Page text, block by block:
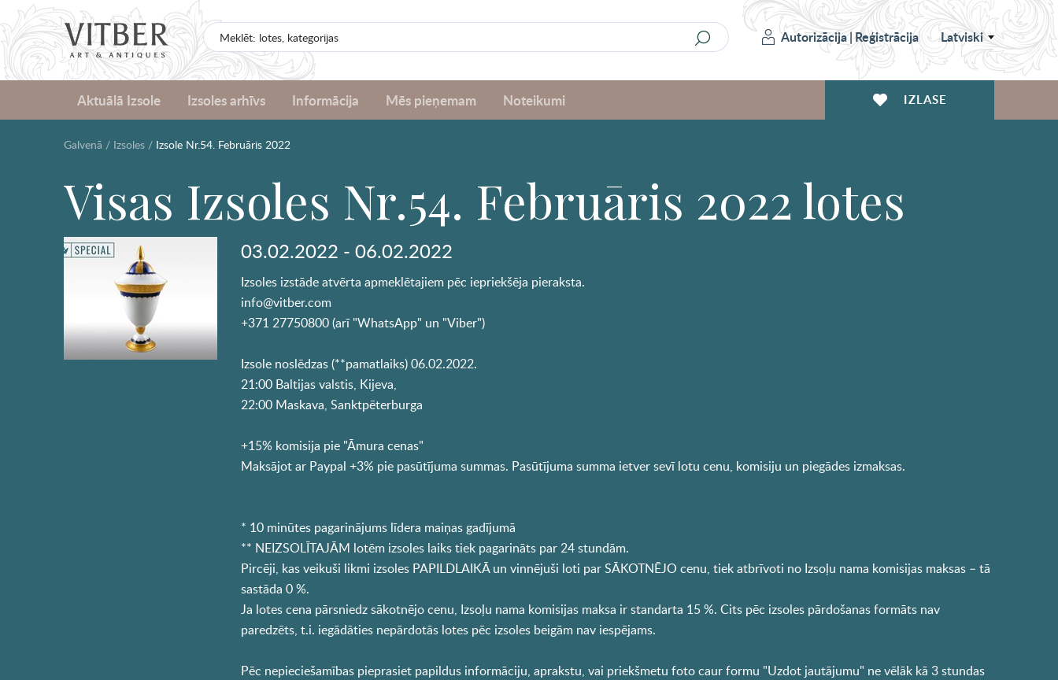
Autorizācija|Reģistrācija Latviski
Aktuālā Izsole Izsoles arhīvs Informācija Mēs pieņemam Noteikumi IZLASE
Galvenā / Izsoles / Izsole Nr.54. Februāris 2022
Visas Izsoles Nr.54. Februāris 2022 lotes
03.02.2022 - 06.02.2022
Izsoles izstāde atvērta apmeklētajiem pēc iepriekšēja pieraksta.
info@vitber.com
+371 27750800 (arī "WhatsApp" un "Viber")
Izsole noslēdzas (**pamatlaiks) 06.02.2022.
21:00 Baltijas valstis, Kijeva,
22:00 Maskava, Sanktpēterburga
+15% komisija pie "Āmura cenas"
Maksājot ar Paypal +3% pie pasūtījuma summas. Pasūtījuma summa ietver sevī lotu cenu, komisiju un piegādes izmaksas.
* 10 minūtes pagarinājums līdera maiņas gadījumā
** NEIZSOLĪTAJĀM lotēm izsoles laiks tiek pagarināts par 24 stundām.
Pircēji, kas veikuši likmi izsoles PAPILDLAIKĀ un vinnējuši loti par SĀKOTNĒJO cenu, tiek atbrīvoti no Izsoļu nama komisijas maksas – tā
sastāda 0 %.
Ja lotes cena pārsniedz sākotnējo cenu, Izsoļu nama komisijas maksa ir standarta 15 %. Cits pēc izsoles pārdošanas formāts nav
paredzēts, t.i. iegādāties nepārdotās lotes pēc izsoles beigām nav iespējams.
Pēc nepieciešamības pieprasiet papildus informāciju, aprakstu, vai priekšmetu foto caur formu "Uzdot jautājumu" ne vēlāk kā 3 stundas